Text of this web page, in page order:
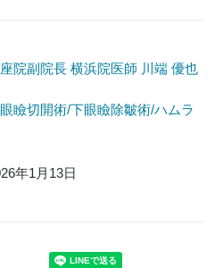
院副院長 横浜院医師 川端 優也
瞼切開術/下眼瞼除皺術/ハムラ
年1月13日